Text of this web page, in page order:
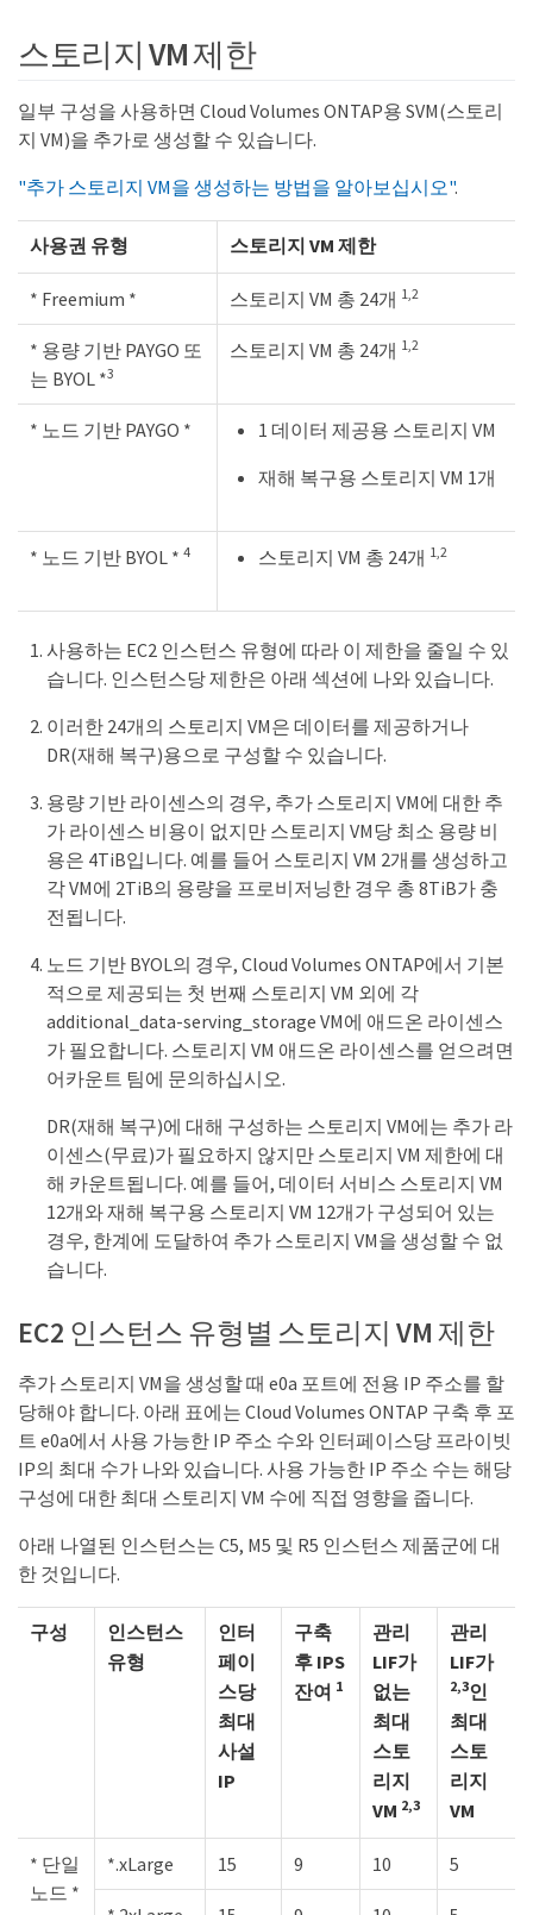
스토리지 VM 제한
일부 구성을 사용하면 Cloud Volumes ONTAP용 SVM(스토리
지 VM)을 추가로 생성할 수 있습니다.
"추가 스토리지 VM을 생성하는 방법을 알아보십시오".
사용권 유형 스토리지 VM 제한
* Freemium * 스토리지 VM 총 24개 1,2
* 용량 기반 PAYGO 또
는 BYOL *3
스토리지 VM 총 24개 1,2
* 노드 기반 PAYGO *
1 데이터 제공용 스토리지 VM
재해 복구용 스토리지 VM 1개
* 노드 기반 BYOL * 4 스토리지 VM 총 24개 1,2
사용하는 EC2 인스턴스 유형에 따라 이 제한을 줄일 수 있
습니다. 인스턴스당 제한은 아래 섹션에 나와 있습니다.
이러한 24개의 스토리지 VM은 데이터를 제공하거나
DR(재해 복구)용으로 구성할 수 있습니다.
용량 기반 라이센스의 경우, 추가 스토리지 VM에 대한 추
가 라이센스 비용이 없지만 스토리지 VM당 최소 용량 비
용은 4TiB입니다. 예를 들어 스토리지 VM 2개를 생성하고
각 VM에 2TiB의 용량을 프로비저닝한 경우 총 8TiB가 충
전됩니다.
노드 기반 BYOL의 경우, Cloud Volumes ONTAP에서 기본
적으로 제공되는 첫 번째 스토리지 VM 외에 각
additional_data-serving_storage VM에 애드온 라이센스
가 필요합니다. 스토리지 VM 애드온 라이센스를 얻으려면
어카운트 팀에 문의하십시오.
DR(재해 복구)에 대해 구성하는 스토리지 VM에는 추가 라
이센스(무료)가 필요하지 않지만 스토리지 VM 제한에 대
해 카운트됩니다. 예를 들어, 데이터 서비스 스토리지 VM
12개와 재해 복구용 스토리지 VM 12개가 구성되어 있는
경우, 한계에 도달하여 추가 스토리지 VM을 생성할 수 없
습니다.
EC2 인스턴스 유형별 스토리지 VM 제한
추가 스토리지 VM을 생성할 때 e0a 포트에 전용 IP 주소를 할
당해야 합니다. 아래 표에는 Cloud Volumes ONTAP 구축 후 포
트 e0a에서 사용 가능한 IP 주소 수와 인터페이스당 프라이빗
IP의 최대 수가 나와 있습니다. 사용 가능한 IP 주소 수는 해당
구성에 대한 최대 스토리지 VM 수에 직접 영향을 줍니다.
아래 나열된 인스턴스는 C5, M5 및 R5 인스턴스 제품군에 대
한 것입니다.
구성
인스턴스
유형
인터
페이
스당
최대
사설
IP
구축
후 IPS
잔여 1
관리
LIF가
없는
최대
스토
리지
VM 2,3
관리
LIF가
2,3인
최대
스토
리지
VM
* 단일
노드 *
*.xLarge 15 9 10 5